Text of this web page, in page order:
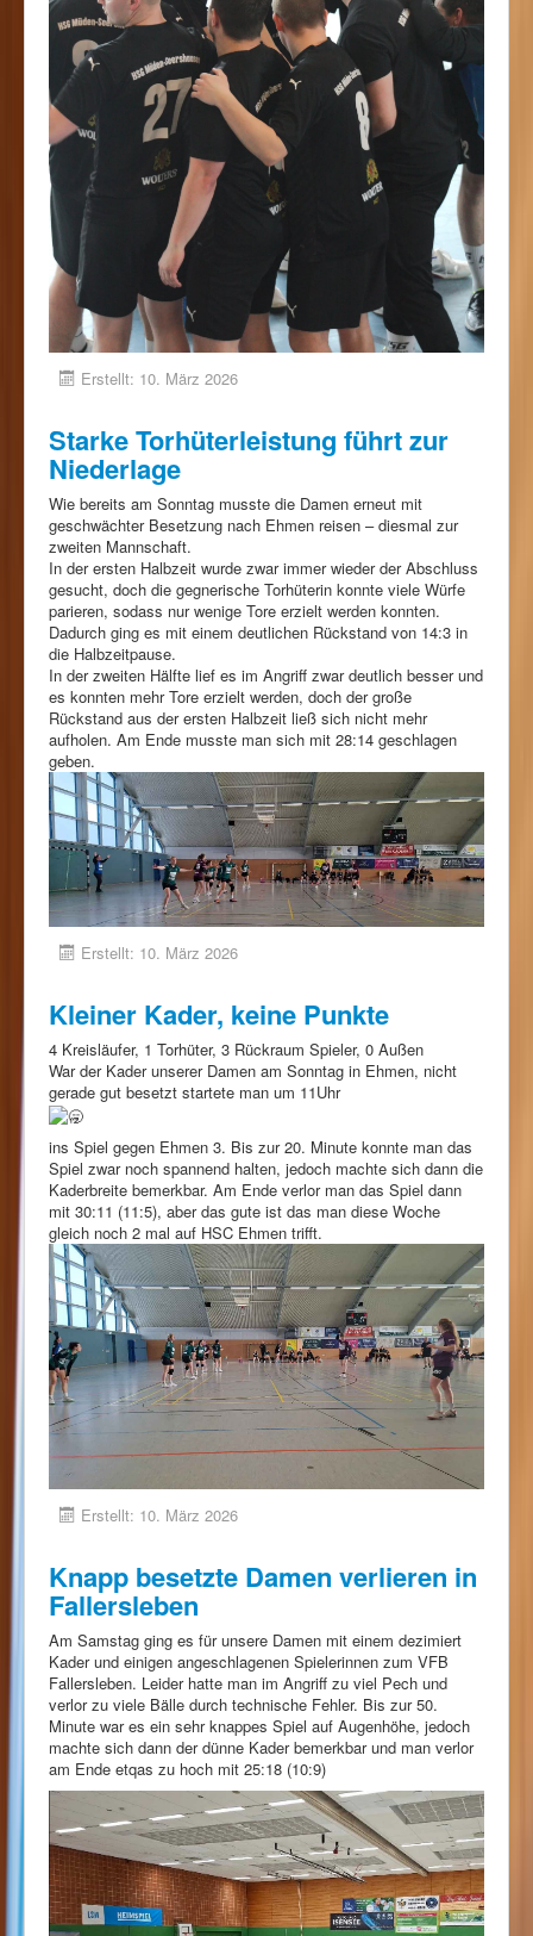
Erstellt: 10. März 2026
Starke Torhüterleistung führt zur
Niederlage
Wie bereits am Sonntag musste die Damen erneut mit
geschwächter Besetzung nach Ehmen reisen – diesmal zur
zweiten Mannschaft.
In der ersten Halbzeit wurde zwar immer wieder der Abschluss
gesucht, doch die gegnerische Torhüterin konnte viele Würfe
parieren, sodass nur wenige Tore erzielt werden konnten.
Dadurch ging es mit einem deutlichen Rückstand von 14:3 in
die Halbzeitpause.
In der zweiten Hälfte lief es im Angriff zwar deutlich besser und
es konnten mehr Tore erzielt werden, doch der große
Rückstand aus der ersten Halbzeit ließ sich nicht mehr
aufholen. Am Ende musste man sich mit 28:14 geschlagen
geben.
Erstellt: 10. März 2026
Kleiner Kader, keine Punkte
4 Kreisläufer, 1 Torhüter, 3 Rückraum Spieler, 0 Außen
War der Kader unserer Damen am Sonntag in Ehmen, nicht
gerade gut besetzt startete man um 11Uhr
ins Spiel gegen Ehmen 3. Bis zur 20. Minute konnte man das
Spiel zwar noch spannend halten, jedoch machte sich dann die
Kaderbreite bemerkbar. Am Ende verlor man das Spiel dann
mit 30:11 (11:5), aber das gute ist das man diese Woche
gleich noch 2 mal auf HSC Ehmen trifft.
Erstellt: 10. März 2026
Knapp besetzte Damen verlieren in
Fallersleben
Am Samstag ging es für unsere Damen mit einem dezimiert
Kader und einigen angeschlagenen Spielerinnen zum VFB
Fallersleben. Leider hatte man im Angriff zu viel Pech und
verlor zu viele Bälle durch technische Fehler. Bis zur 50.
Minute war es ein sehr knappes Spiel auf Augenhöhe, jedoch
machte sich dann der dünne Kader bemerkbar und man verlor
am Ende etqas zu hoch mit 25:18 (10:9)